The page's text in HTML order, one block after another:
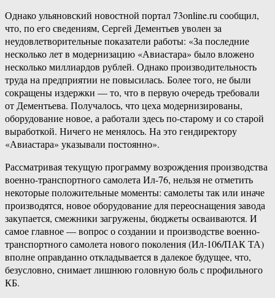
Однако ульяновский новостной портал 73online.ru сообщил,
что, по его сведениям, Сергей Дементьев уволен за
неудовлетворительные показатели работы: «За последние
несколько лет в модернизацию «Авиастара» было вложено
несколько миллиардов рублей. Однако производительность
труда на предприятии не повысилась. Более того, не были
сокращены издержки — то, что в первую очередь требовали
от Дементьева. Получалось, что цеха модернизированы,
оборудование новое, а работали здесь по-старому и со старой
выработкой. Ничего не менялось. На это гендиректору
«Авиастара» указывали постоянно».
Рассматривая текущую программу возрождения производства
военно-транспортного самолета Ил-76, нельзя не отметить
некоторые положительные моменты: самолеты так или иначе
производятся, новое оборудование для переоснащения завода
закупается, смежники загружены, бюджеты осваиваются. И
самое главное — вопрос о создании и производстве военно-
транспортного самолета нового поколения (Ил-106/ПАК ТА)
вполне оправданно откладывается в далекое будущее, что,
безусловно, снимает лишнюю головную боль с профильного
КБ.